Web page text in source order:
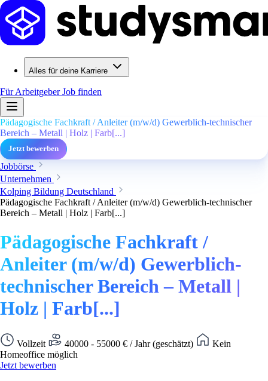
Alles für deine Karriere
Für ArbeitgeberJob finden
Pädagogische Fachkraft / Anleiter (m/w/d) Gewerblich-technischer
Bereich – Metall | Holz | Farb[...]
Jetzt bewerben
Jobbörse
Unternehmen
Kolping Bildung Deutschland
Pädagogische Fachkraft / Anleiter (m/w/d) Gewerblich-technischer
Bereich – Metall | Holz | Farb[...]
Pädagogische Fachkraft /
Anleiter (m/w/d) Gewerblich-
technischer Bereich – Metall |
Holz | Farb[...]
Vollzeit 40000 - 55000 € / Jahr (geschätzt)
Kein
Homeoffice möglich
Jetzt bewerben